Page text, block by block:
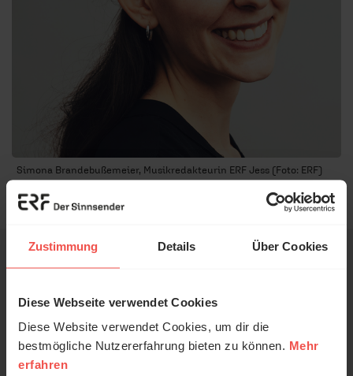
Zustimmung Details Über Cookies
Diese Webseite verwendet Cookies
Diese Website verwendet Cookies, um dir die
bestmögliche Nutzererfahrung bieten zu können. Mehr
erfahren
Simona Brandebußemeier, Musikredakteurin ERF Jess (Foto: ERF)
Wie fanden Sie diesen
Beitrag?